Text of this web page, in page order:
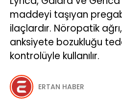
maddeyi taşıyan
ilaçlardır. Nöropatik
anksiyete bozukluğu
kontrolüyle kullanılır.
ERTAN HABER